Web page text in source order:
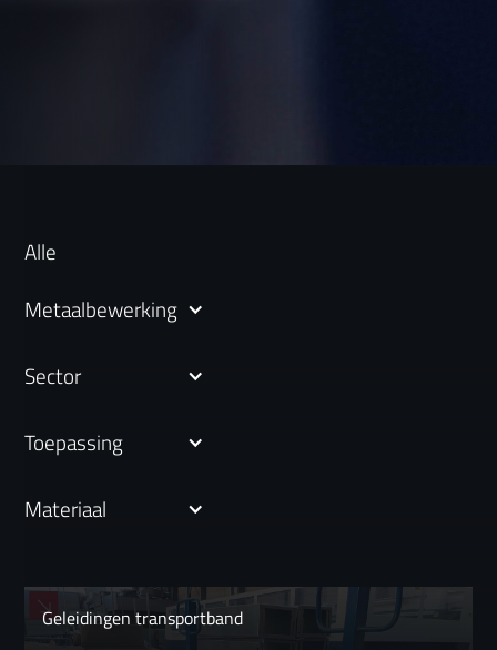
Alle
Metaalbewerking
Sector
Toepassing
Materiaal
Geleidingen transportband